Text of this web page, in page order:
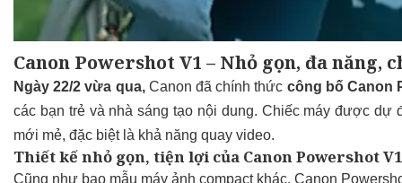
Canon Powershot V1 – Nhỏ gọn, đa
Ngày 22/2 vừa qua, Canon đã chính thức công bố Canon
các bạn trẻ và nhà sáng tạo nội dung. Chiếc máy được dự
mới mẻ, đặc biệt là khả năng quay video.
Thiết kế nhỏ gọn, tiện lợi của Canon Powershot V1
Cũng như bao mẫu máy ảnh compact khác, Canon